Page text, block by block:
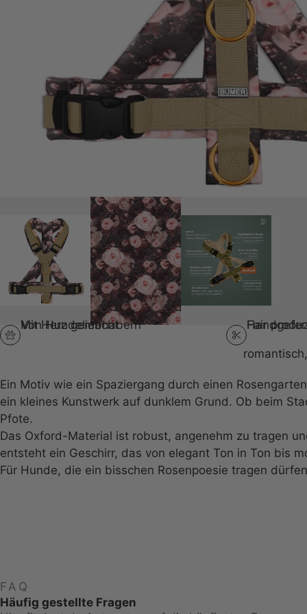
Von Hundeliebhabern
Mit Herz gemacht Fair
Ein Motiv wie ein Spaziergang durch einen
ein kleines Kunstwerk auf dunklem Grund. Ob beim
Pfote.
Das Oxford-Material ist robust, angenehm zu tragen
entsteht ein Geschirr, das von elegant Ton in Ton bis
Für Hunde, die ein bisschen Rosenpoesie tragen
FAQ
Häufig gestellte Fragen